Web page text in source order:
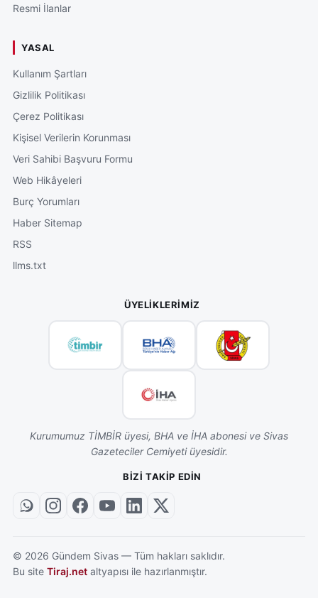
Resmi İlanlar
YASAL
Kullanım Şartları
Gizlilik Politikası
Çerez Politikası
Kişisel Verilerin Korunması
Veri Sahibi Başvuru Formu
Web Hikâyeleri
Burç Yorumları
Haber Sitemap
RSS
llms.txt
ÜYELIKLERIMIZ
Kurumumuz TİMBİR üyesi, BHA ve İHA abonesi ve Sivas
Gazeteciler Cemiyeti üyesidir.
BIZI TAKIP EDIN
© 2026 Gündem Sivas — Tüm hakları saklıdır.
Bu site Tiraj.net altyapısı ile hazırlanmıştır.